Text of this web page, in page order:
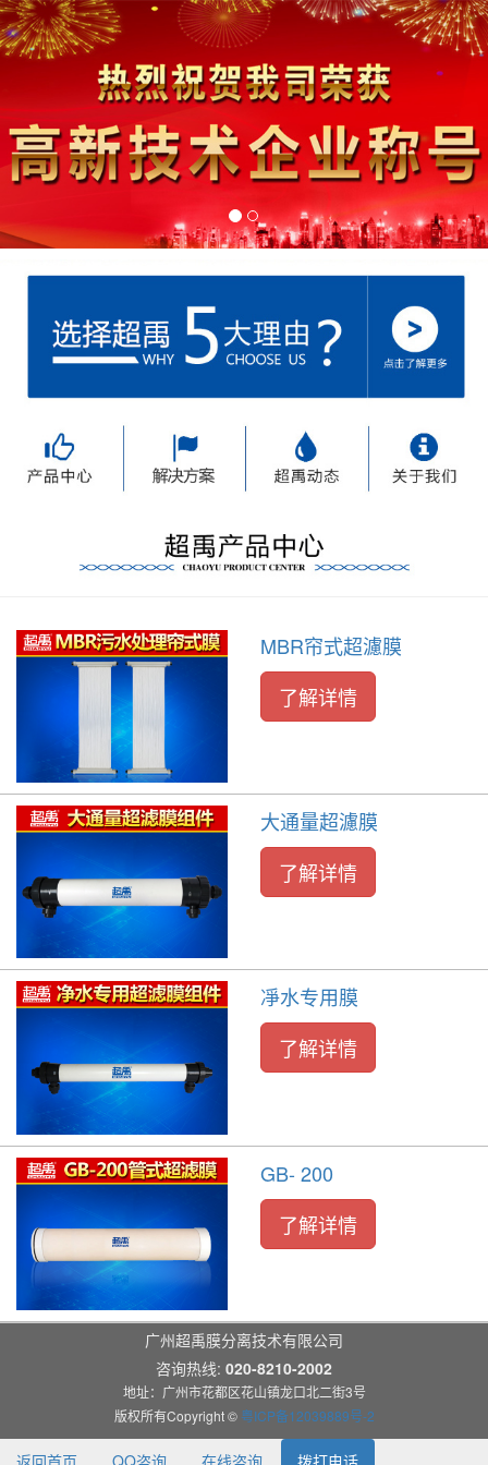
MBR帘式超濾膜
了解详情
大通量超濾膜
了解详情
凈水专用膜
了解详情
GB- 200
了解详情
返回首页 QQ咨询 在线咨询 拨打电话
广州超禹膜分离技术有限公司
咨询热线: 020-8210-2002
地址：广州市花都区花山镇龙口北二街3号
版权所有Copyright © 粤ICP备12039889号-2